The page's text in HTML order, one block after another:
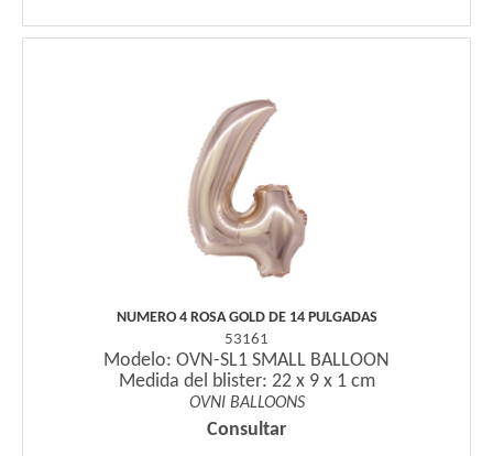
NUMERO 4 ROSA GOLD DE 14 PULGADAS
53161
Modelo: OVN-SL1 SMALL BALLOON
Medida del blister: 22 x 9 x 1 cm
OVNI BALLOONS
Consultar